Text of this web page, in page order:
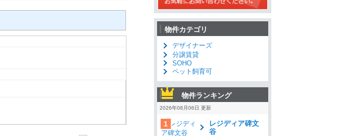
物件カテゴリ
デザイナーズ
分譲賃貸
SOHO
ペット飼育可
物件ランキング
2026年08月06日 更新
1
レジディア碑文
谷